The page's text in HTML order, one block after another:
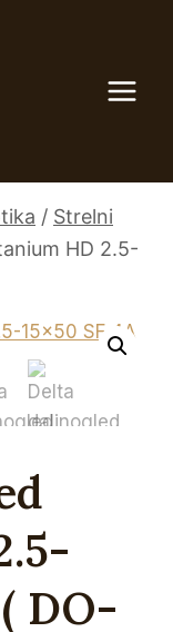
/ Strelni
HD 2.5-
DO-